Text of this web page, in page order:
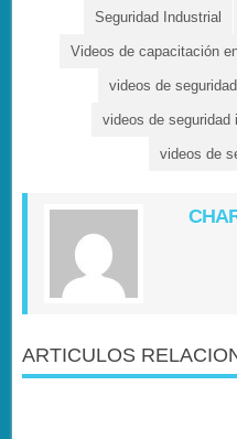
Seguridad Industrial
Videos de capacitación
videos de
videos de seguridad
videos de
ARTICULOS